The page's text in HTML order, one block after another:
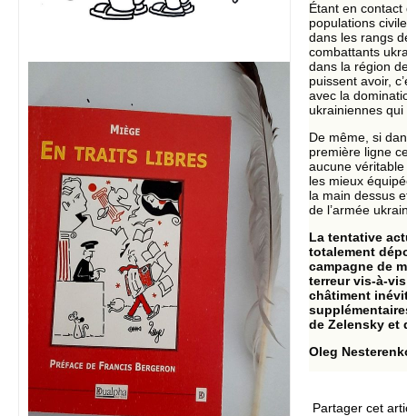
Étant en
populations
dans les rangs
combattants
dans la région
puissent avoir,
avec la
ukrainiennes qui
De même, si
première ligne
aucune
les mieux
la main dessus
de l’armée
La tentative
totalement
campagne de
terreur vis-à-
châtiment
de Zelensky et
Oleg
Partager cet